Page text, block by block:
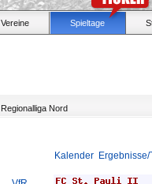
Vereine Spieltage
Regionalliga Nord
Kalender